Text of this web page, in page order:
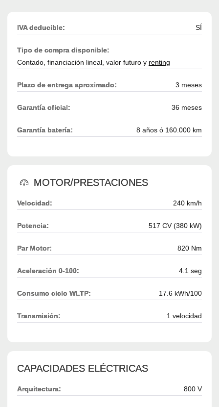
IVA deducible: SÍ
Tipo de compra disponible:
Contado, financiación lineal, valor futuro y renting
Plazo de entrega aproximado: 3 meses
Garantía oficial: 36 meses
Garantía batería: 8 años ó 160.000 km
MOTOR/PRESTACIONES
Velocidad: 240 km/h
Potencia: 517 CV (380 kW)
Par Motor: 820 Nm
Aceleración 0-100: 4.1 seg
Consumo ciclo WLTP: 17.6 kWh/100
Transmisión: 1 velocidad
CAPACIDADES ELÉCTRICAS
Arquitectura: 800 V